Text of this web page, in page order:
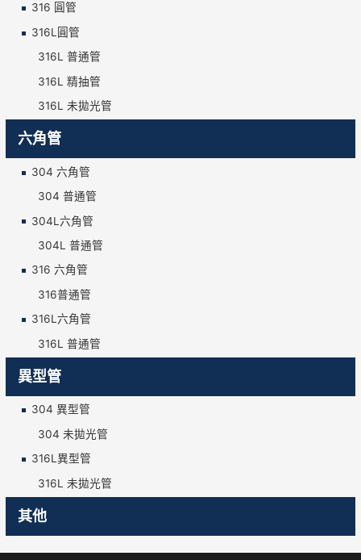
316 圓管
316L圓管
316L 普通管
316L 精抽管
316L 未拋光管
六角管
304 六角管
304 普通管
304L六角管
304L 普通管
316 六角管
316普通管
316L六角管
316L 普通管
異型管
304 異型管
304 未拋光管
316L異型管
316L 未拋光管
其他